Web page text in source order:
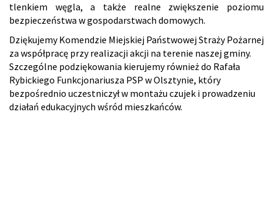
tlenkiem węgla, a także realne zwiększenie poziomu
bezpieczeństwa w gospodarstwach domowych.
Dziękujemy Komendzie Miejskiej Państwowej Straży Pożarnej
za współpracę przy realizacji akcji na terenie naszej gminy.
Szczególne podziękowania kierujemy również do Rafała
Rybickiego Funkcjonariusza PSP w Olsztynie, który
bezpośrednio uczestniczył w montażu czujek i prowadzeniu
działań edukacyjnych wśród mieszkańców.